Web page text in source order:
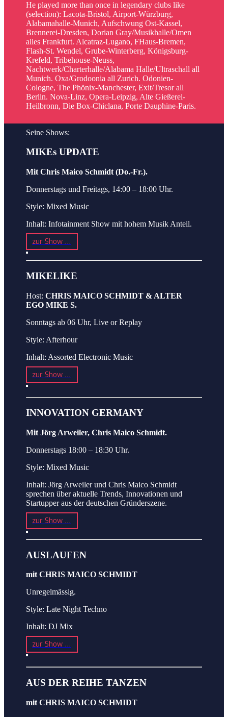
He played more than once in legendary clubs like
(selection): Lacota-Bristol, Airport-Würzburg,
Alabamahalle-Munich, Aufschwung Ost-Kassel,
Brennerei-Dresden, Dorian Gray/Musikhalle/Omen
alles Frankfurt. Alcatraz-Lugano, FHaus-Bremen,
Flash-St. Wendel, Grube-Winterberg, Königsburg-
Krefeld, Tribehouse-Neuss,
Nachtwerk/Charterhalle/Alabama Halle/Ultraschall all
Munich. Oxa/Grodoonia all Zurich. Odonien-
Cologne, The Phönix-Manchester, Exit/Tresor all
Berlin. Nova-Linz, Opera-Leipzig, Alte Gießerei-
Heilbronn, Die Box-Chiclana, Porte Dauphine-Paris.
Seine Shows:
MIKEs UPDATE
Mit Chris Maico Schmidt (Do.-Fr.).
Donnerstags und Freitags, 14:00 – 18:00 Uhr.
Style: Mixed Music
Inhalt: Infotainment Show mit hohem Musik Anteil.
zur Show …
MIKELIKE
Host:CHRIS MAICO SCHMIDT & ALTER
EGO MIKE S.
Sonntags ab 06 Uhr, Live or Replay
Style: Afterhour
Inhalt: Assorted Electronic Music
zur Show …
INNOVATION GERMANY
Mit Jörg Arweiler, Chris Maico Schmidt.
Donnerstags 18:00 – 18:30 Uhr.
Style: Mixed Music
Inhalt: Jörg Arweiler und Chris Maico Schmidt
sprechen über aktuelle Trends, Innovationen und
Startupper aus der deutschen Gründerszene.
zur Show …
AUSLAUFEN
mit CHRIS MAICO SCHMIDT
Unregelmässig.
Style: Late Night Techno
Inhalt: DJ Mix
zur Show …
AUS DER REIHE TANZEN
mit CHRIS MAICO SCHMIDT